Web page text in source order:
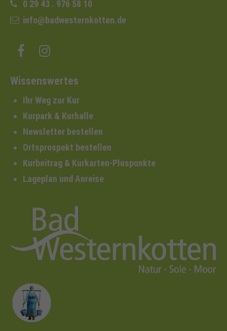
0 29 43 . 976 58 10
info@badwesternkotten.de
Wissenswertes
Ihr Weg zur Kur
Kurpark & Kurhalle
Newsletter bestellen
Ortsprospekt bestellen
Kurbeitrag & Kurkarten-Pluspunkte
Lageplan und Anreise